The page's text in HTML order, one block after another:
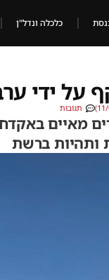
כלכלה ונדל"ן
על ידי
תגובות
מאיים
ותהיות ברשת